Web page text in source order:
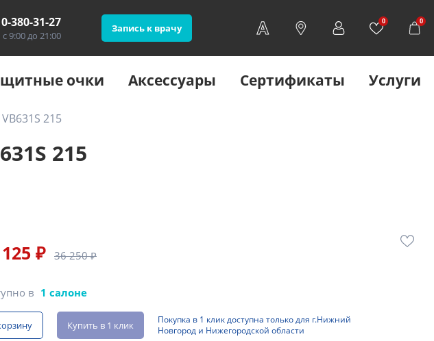
380-31-27
с 9:00 до 21:00
Запись к врачу
0 0
очки Аксессуары Сертификаты Услуги
215
215
₽ 36 250 ₽
в 1 салоне
Купить в 1 клик
Покупка в 1 клик доступна только для г.Нижний
Новгород и Нижегородской области